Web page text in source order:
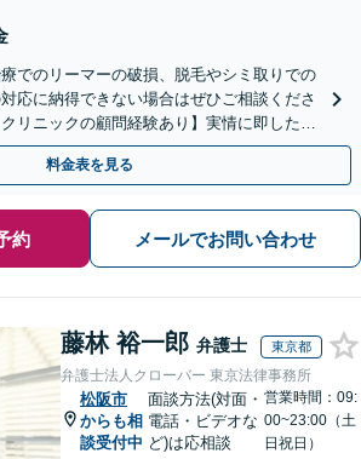
療でのリーマーの破損、脱毛やシミ取りでの
応に納得できない場合はぜひご相談くださ
リニックの顧問経験あり】実情に即したア
トラブルの解決を目指します。
料金表を見る
約 メールでお問い合わせ
藤林 裕一郎 弁護士 東京都
弁護士法人クローバー 東京法律事務所
松阪市
からも相
談受付中
面談方法(対面・
電話・ビデオな
ど)は応相談
営業時間：09:
00~23:00（土
日祝日）